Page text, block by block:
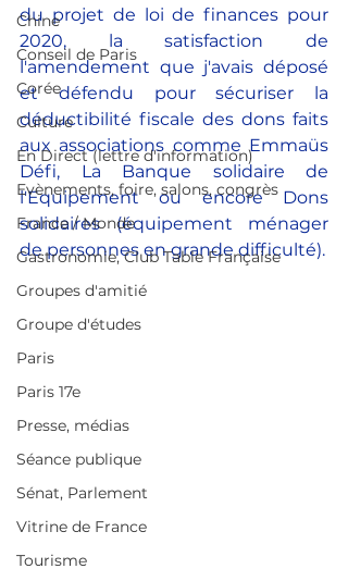
Chine
Conseil de Paris
Corée
Culture
En Direct (lettre d'information)
Evènements, foire, salons, congrès
France / Monde
Gastronomie, Club Table Française
Groupes d'amitié
Groupe d'études
Paris
Paris 17e
Presse, médias
Séance publique
Sénat, Parlement
Vitrine de France
Tourisme
du projet de loi de finances pour
2020, la satisfaction de
l'amendement que j'avais déposé
et défendu pour sécuriser la
déductibilité fiscale des dons faits
aux associations comme Emmaüs
Défi, La Banque solidaire de
l'Equipement ou encore Dons
solidaires (équipement ménager
de personnes en grande difficulté).